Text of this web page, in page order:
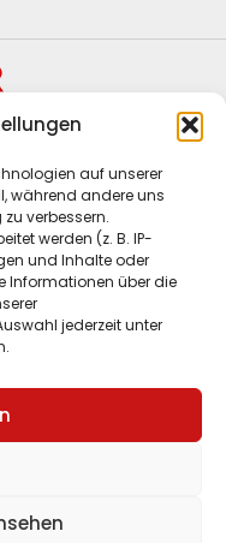
auf unserer
während andere uns
verbessern.
werden (z. B. IP-
und Inhalte oder
Informationen über die
jederzeit unter
- 17.00
- 13.30